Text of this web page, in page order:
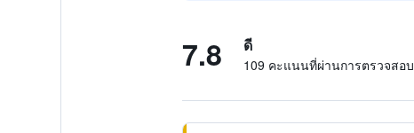
7.8 ดี
109 คะแนนที่ผ่านการตรวจสอบ